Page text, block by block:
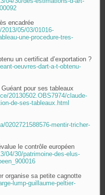
encadrée
05/03/01016-
une-procedure-tres-
un certificat d’exportation ?
oeuvres-dart-a-t-obtenu-
pour ses tableaux
20130502.OBS7974/claude-
de-ses-tableaux.html
0202721588576-mentir-tricher-
le contrôle européen
04/30/patrimoine-des-elus-
organise sa petite cagnotte
lump-guillaume-peltier-